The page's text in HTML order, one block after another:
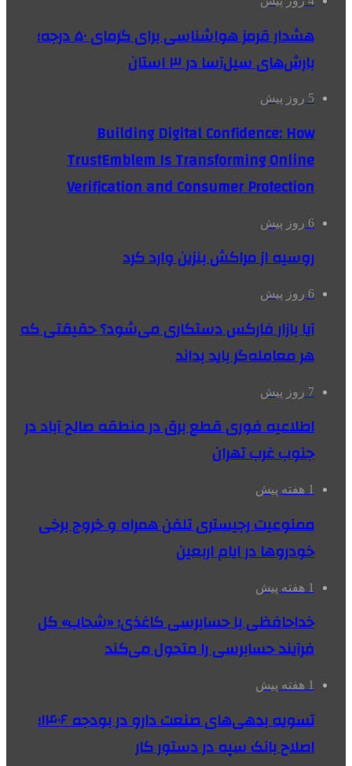
هشدار قرمز هواشناسی برای گرمای ۵۰ درجه؛
بارش‌های سیل‌آسا در ۳ استان
5 روز پیش
Building Digital Confidence: How
TrustEmblem Is Transforming Online
Verification and Consumer Protection
6 روز پیش
روسیه از مراکش بنزین وارد کرد
6 روز پیش
آیا بازار فارکس دستکاری می‌شود؟ حقیقتی که
هر معامله‌گر باید بداند
7 روز پیش
اطلاعیه فوری قطع برق در منطقه صالح آباد در
جنوب غرب تهران
1 هفته پیش
ممنوعیت رجیستری تلفن همراه و خروج برخی
خودروها در ایام اربعین
1 هفته پیش
خداحافظی با حسابرسی کاغذی؛ «شحاب» کل
فرآیند حسابرسی را متحول می‌کند
1 هفته پیش
تسویه بدهی‌های صنعت دارو در بودجه ۱۴۰۶؛
اصلاح بانک سپه در دستور کار